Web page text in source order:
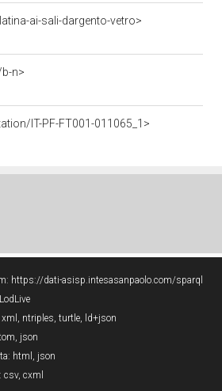
ai-sali-dargento-vetro>
n>
IT-PF-FT001-011065_1>
https://dati-asisp.intesasanpaolo.com/sparql
xml , ntriples, turtle, ld+json
, json
html , json
csv, cxml